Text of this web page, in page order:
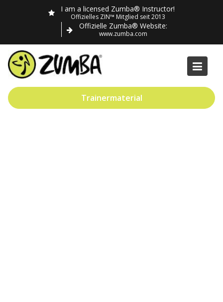
I am a licensed Zumba® Instructor!
Offizielles ZIN™ Mitglied seit 2013
Offizielle Zumba® Website:
www.zumba.com
Trainermaterial